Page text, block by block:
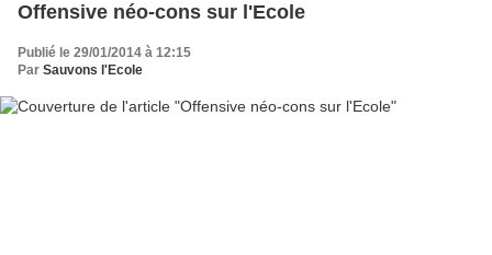
Offensive néo-cons sur l'Ecole
Publié le 29/01/2014 à 12:15
Par Sauvons l'Ecole